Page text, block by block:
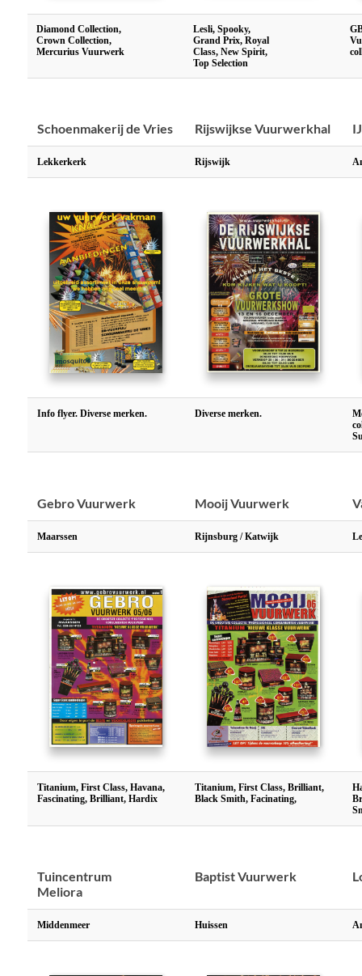
Diamond Collection,
Crown Collection,
Mercurius Vuurwerk
Lesli, Spooky,
Grand Prix, Royal
Class, New Spirit,
Top Selection
Schoenmakerij de Vries Rijswijkse Vuurwerkhal
Lekkerkerk Rijswijk
Info flyer. Diverse merken. Diverse merken.
Gebro Vuurwerk Mooij Vuurwerk
Maarssen Rijnsburg / Katwijk
Titanium, First Class, Havana,
Fascinating, Brilliant, Hardix
Titanium, First Class, Brilliant,
Black Smith, Facinating,
Tuincentrum
Meliora
Baptist Vuurwerk
Middenmeer Huissen